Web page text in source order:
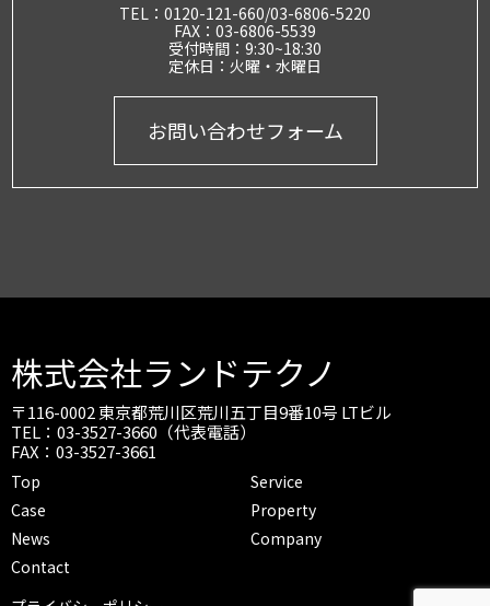
TEL：0120-121-660/​03-6806-5220
FAX：03-6806-5539
受付時間：9:30~18:30
定休日：火曜・水曜日
お問い合わせフォーム
株式会社ランドテクノ
〒116-0002 東京都荒川区荒川五丁目9番10号 LTビル
TEL：03-3527-3660（代表電話）
FAX：03-3527-3661
Top
Service
Case
Property
News
Company
Contact